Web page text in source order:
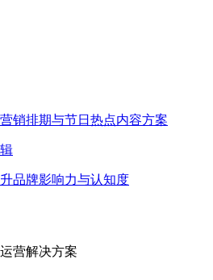
销排期与节日热点内容方案
品牌影响力与认知度
营解决方案